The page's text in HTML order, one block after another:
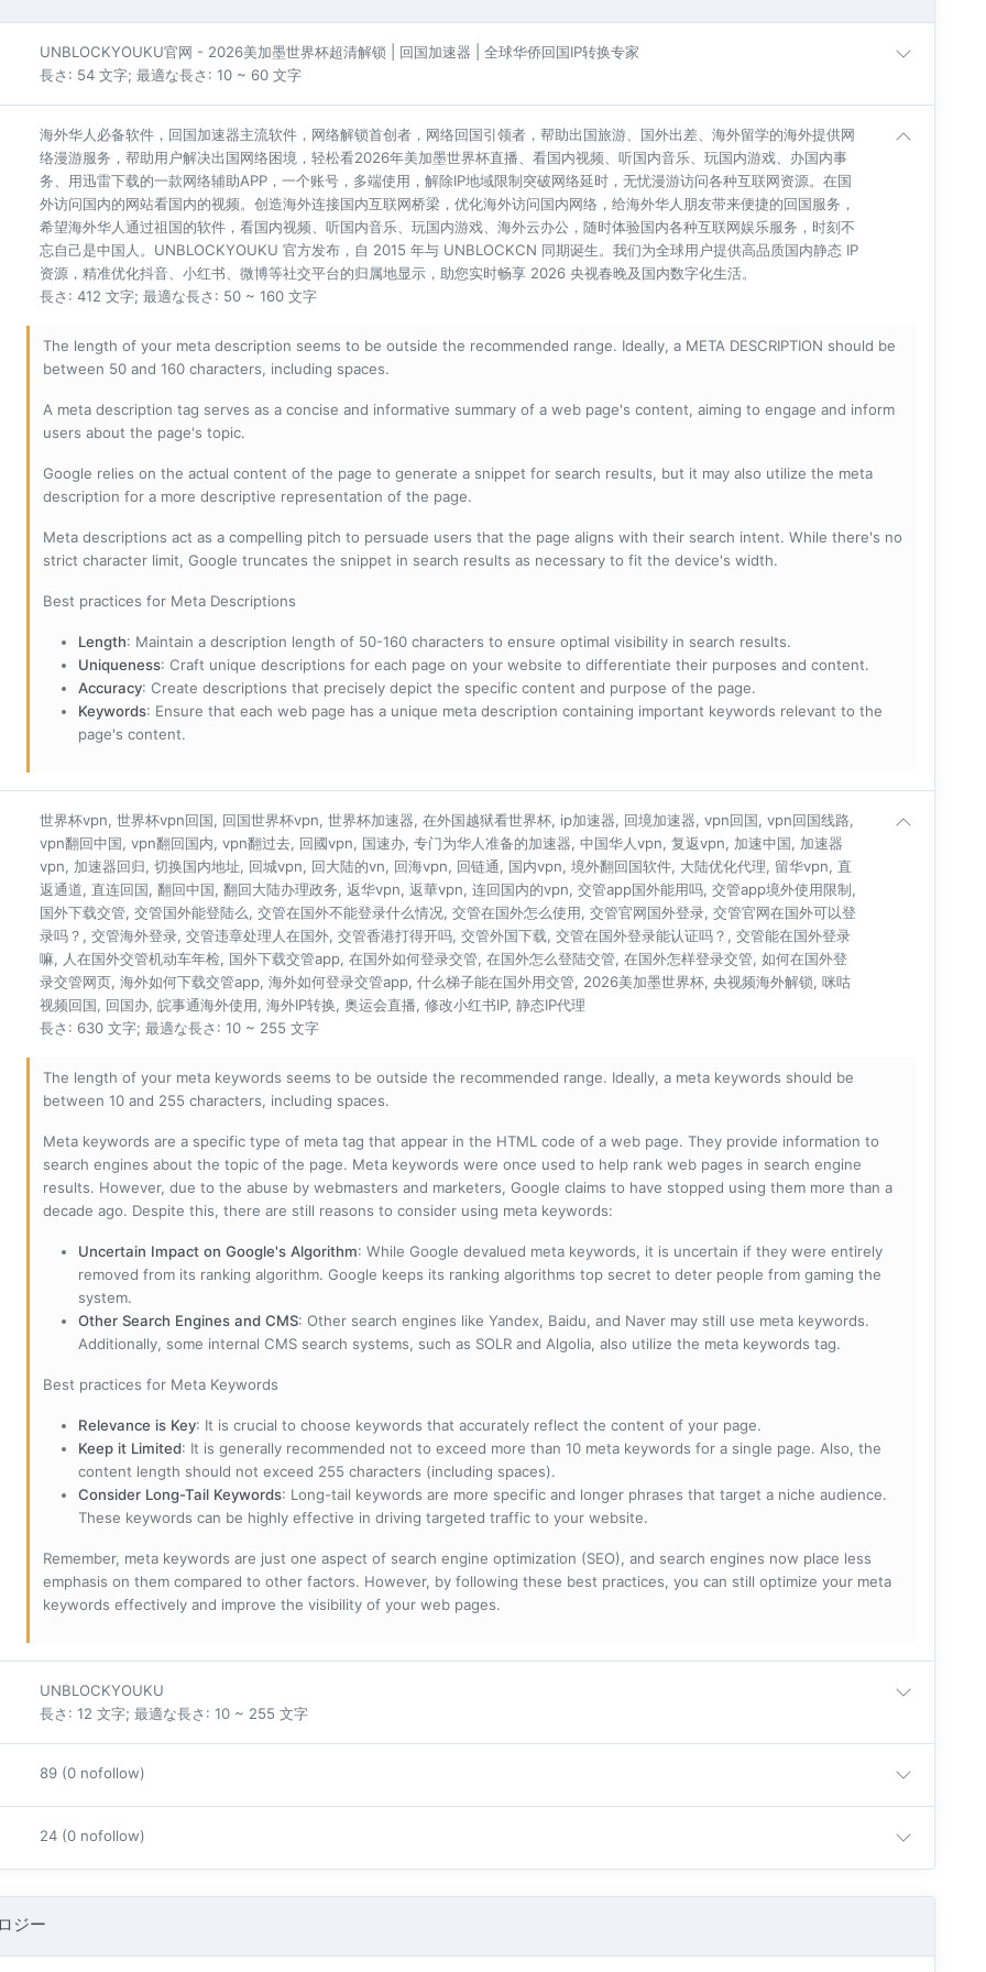
UNBLOCKYOUKU官网 - 2026美加墨世界杯超清解锁 | 回国加速器 | 全球华侨回国IP转换专家
長さ: 54 文字; 最適な長さ: 10 ~ 60 文字
海外华人必备软件，回国加速器主流软件，网络解锁首创者，网络回国引领者，帮助出国旅游、国外出差、海外留学的海外提供网
络漫游服务，帮助用户解决出国网络困境，轻松看2026年美加墨世界杯直播、看国内视频、听国内音乐、玩国内游戏、办国内事
务、用迅雷下载的一款网络辅助APP，一个账号，多端使用，解除IP地域限制突破网络延时，无忧漫游访问各种互联网资源。在国
外访问国内的网站看国内的视频。创造海外连接国内互联网桥梁，优化海外访问国内网络，给海外华人朋友带来便捷的回国服务，
希望海外华人通过祖国的软件，看国内视频、听国内音乐、玩国内游戏、海外云办公，随时体验国内各种互联网娱乐服务，时刻不
忘自己是中国人。UNBLOCKYOUKU 官方发布，自 2015 年与 UNBLOCKCN 同期诞生。我们为全球用户提供高品质国内静态 IP
资源，精准优化抖音、小红书、微博等社交平台的归属地显示，助您实时畅享 2026 央视春晚及国内数字化生活。
長さ: 412 文字; 最適な長さ: 50 ~ 160 文字
The length of your meta description seems to be outside the recommended range. Ideally, a META DESCRIPTION should be
between 50 and 160 characters, including spaces.
A meta description tag serves as a concise and informative summary of a web page's content, aiming to engage and inform
users about the page's topic.
Google relies on the actual content of the page to generate a snippet for search results, but it may also utilize the meta
description for a more descriptive representation of the page.
Meta descriptions act as a compelling pitch to persuade users that the page aligns with their search intent. While there's no
strict character limit, Google truncates the snippet in search results as necessary to fit the device's width.
Best practices for Meta Descriptions
Length: Maintain a description length of 50-160 characters to ensure optimal visibility in search results.
Uniqueness: Craft unique descriptions for each page on your website to differentiate their purposes and content.
Accuracy: Create descriptions that precisely depict the specific content and purpose of the page.
Keywords: Ensure that each web page has a unique meta description containing important keywords relevant to the
page's content.
世界杯vpn, 世界杯vpn回国, 回国世界杯vpn, 世界杯加速器, 在外国越狱看世界杯, ip加速器, 回境加速器, vpn回国, vpn回国线路,
vpn翻回中国, vpn翻回国内, vpn翻过去, 回國vpn, 国速办, 专门为华人准备的加速器, 中国华人vpn, 复返vpn, 加速中国, 加速器
vpn, 加速器回归, 切换国内地址, 回城vpn, 回大陆的vn, 回海vpn, 回链通, 国内vpn, 境外翻回国软件, 大陆优化代理, 留华vpn, 直
返通道, 直连回国, 翻回中国, 翻回大陆办理政务, 返华vpn, 返華vpn, 连回国内的vpn, 交管app国外能用吗, 交管app境外使用限制,
国外下载交管, 交管国外能登陆么, 交管在国外不能登录什么情况, 交管在国外怎么使用, 交管官网国外登录, 交管官网在国外可以登
录吗？, 交管海外登录, 交管违章处理人在国外, 交管香港打得开吗, 交管外国下载, 交管在国外登录能认证吗？, 交管能在国外登录
嘛, 人在国外交管机动车年检, 国外下载交管app, 在国外如何登录交管, 在国外怎么登陆交管, 在国外怎样登录交管, 如何在国外登
录交管网页, 海外如何下载交管app, 海外如何登录交管app, 什么梯子能在国外用交管, 2026美加墨世界杯, 央视频海外解锁, 咪咕
视频回国, 回国办, 皖事通海外使用, 海外IP转换, 奥运会直播, 修改小红书IP, 静态IP代理
長さ: 630 文字; 最適な長さ: 10 ~ 255 文字
The length of your meta keywords seems to be outside the recommended range. Ideally, a meta keywords should be
between 10 and 255 characters, including spaces.
Meta keywords are a specific type of meta tag that appear in the HTML code of a web page. They provide information to
search engines about the topic of the page. Meta keywords were once used to help rank web pages in search engine
results. However, due to the abuse by webmasters and marketers, Google claims to have stopped using them more than a
decade ago. Despite this, there are still reasons to consider using meta keywords:
Uncertain Impact on Google's Algorithm: While Google devalued meta keywords, it is uncertain if they were entirely
removed from its ranking algorithm. Google keeps its ranking algorithms top secret to deter people from gaming the
system.
Other Search Engines and CMS: Other search engines like Yandex, Baidu, and Naver may still use meta keywords.
Additionally, some internal CMS search systems, such as SOLR and Algolia, also utilize the meta keywords tag.
Best practices for Meta Keywords
Relevance is Key: It is crucial to choose keywords that accurately reflect the content of your page.
Keep it Limited: It is generally recommended not to exceed more than 10 meta keywords for a single page. Also, the
content length should not exceed 255 characters (including spaces).
Consider Long-Tail Keywords: Long-tail keywords are more specific and longer phrases that target a niche audience.
These keywords can be highly effective in driving targeted traffic to your website.
Remember, meta keywords are just one aspect of search engine optimization (SEO), and search engines now place less
emphasis on them compared to other factors. However, by following these best practices, you can still optimize your meta
keywords effectively and improve the visibility of your web pages.
UNBLOCKYOUKU
長さ: 12 文字; 最適な長さ: 10 ~ 255 文字
89 (0 nofollow)
24 (0 nofollow)
ジー